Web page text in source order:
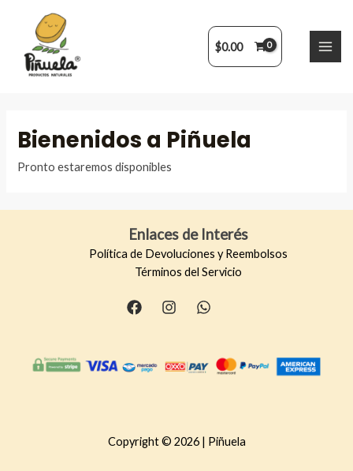
$0.00
Bienenidos a Piñuela
Pronto estaremos disponibles
Enlaces de Interés
Política de Devoluciones y Reembolsos
Términos del Servicio
Copyright © 2026 | Piñuela